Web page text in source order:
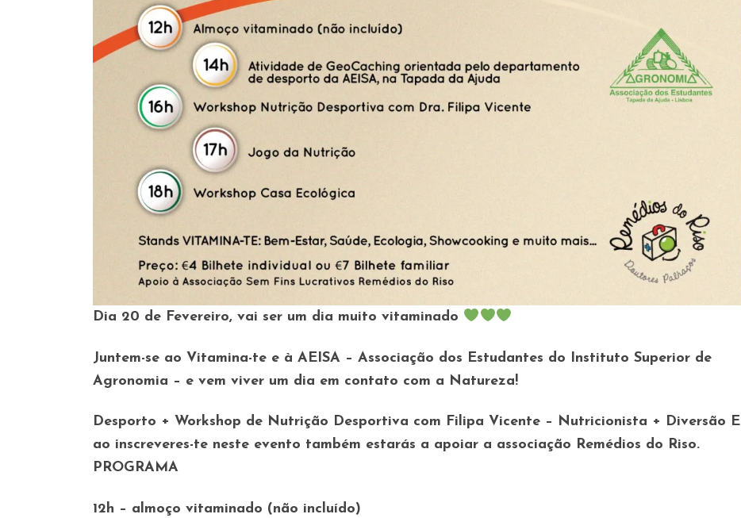
Dia 20 de Fevereiro, vai ser um dia muito vitaminado
Juntem-se ao Vitamina-te e à AEISA – Associação dos Estudantes do Instituto Superior de
Agronomia – e vem viver um dia em contato com a Natureza!
Desporto + Workshop de Nutrição Desportiva com Filipa Vicente – Nutricionista + Diversão E
ao inscreveres-te neste evento também estarás a apoiar a associação Remédios do Riso.
PROGRAMA
12h – almoço vitaminado (não incluído)